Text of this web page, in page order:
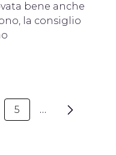
bene anche
la consiglio
5 …